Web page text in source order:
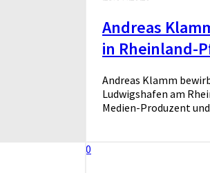
Andreas
in Rheinland-
Andreas Klamm
Ludwigshafen am
Medien-Produzent
0